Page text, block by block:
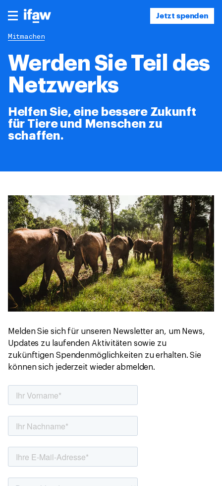
Jetzt spenden
Mitmachen
Werden Sie Teil des
Netzwerks
Helfen Sie, eine bessere Zukunft
für Tiere und Menschen zu
schaffen.
Melden Sie sich für unseren Newsletter an, um News,
Updates zu laufenden Aktivitäten sowie zu
zukünftigen Spendenmöglichkeiten zu erhalten. Sie
können sich jederzeit wieder abmelden.